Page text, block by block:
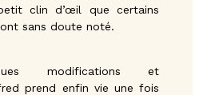
clin d’œil que certains
sans doute noté.
modifications et
prend enfin vie une fois